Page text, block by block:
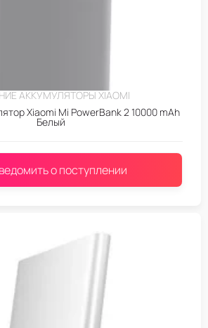
АККУМУЛЯТОРЫ XIAOMI
Xiaomi Mi PowerBank 2 10000 mAh
Белый
о поступлении